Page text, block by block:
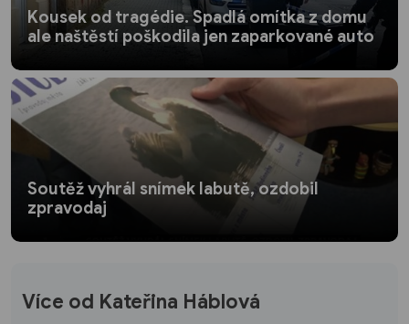
Kousek od tragédie. Spadlá omítka z domu
ale naštěstí poškodila jen zaparkované auto
Soutěž vyhrál snímek labutě, ozdobil
zpravodaj
Více od Kateřina Háblová